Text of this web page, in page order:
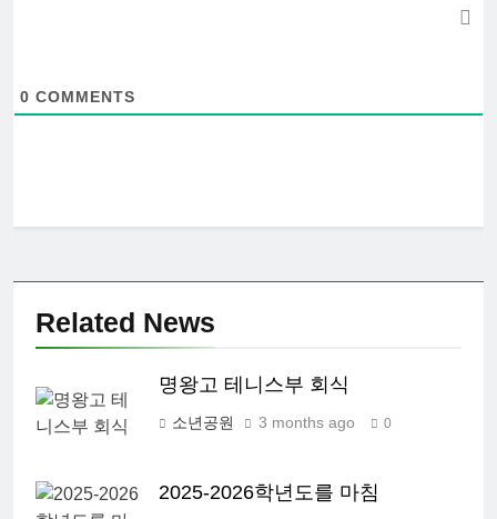
0 COMMENTS
Related News
명왕고 테니스부 회식
소년공원 3 months ago 0
2025-2026학년도를 마침